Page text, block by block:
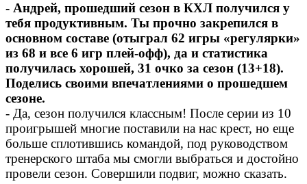
- Андрей, прошедший сезон в КХЛ получился у
тебя продуктивным. Ты прочно закрепился в
основном составе (отыграл 62 игры «регулярки»
из 68 и все 6 игр плей-офф), да и статистика
получилась хорошей, 31 очко за сезон (13+18).
Поделись своими впечатлениями о прошедшем
сезоне.
- Да, сезон получился классным! После серии из 10
проигрышей многие поставили на нас крест, но еще
больше сплотившись командой, под руководством
тренерского штаба мы смогли выбраться и достойно
провели сезон. Совершили подвиг, можно сказать.